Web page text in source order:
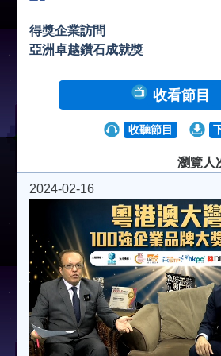
得獎企業訪問
亞洲卓越鑽石成就獎
收看節目
收聽節目
瀏覽人
2024-02-16